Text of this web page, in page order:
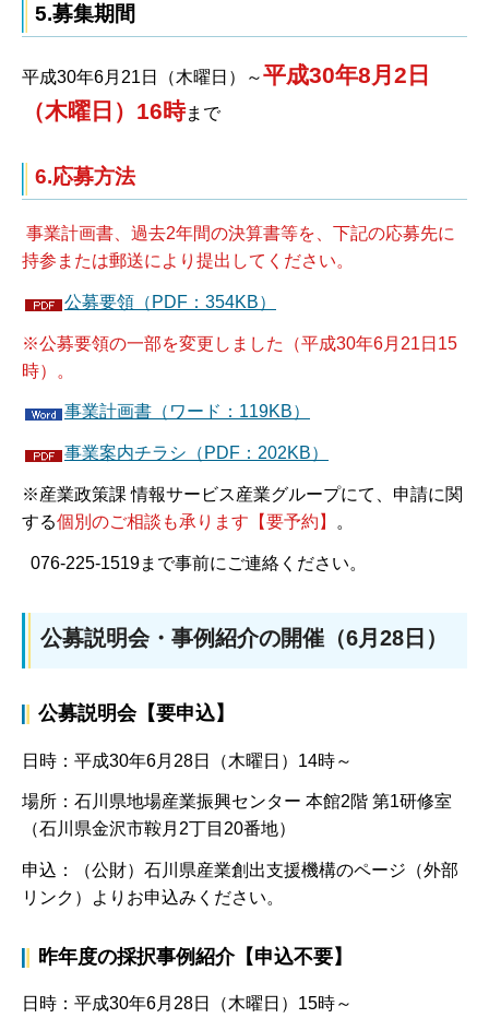
5.募集期間
平成30年6月21日（木曜日）～平成30年8月2日
（木曜日）16時まで
6.応募方法
事業計画書、過去2年間の決算書等を、下記の応募先に
持参または郵送により提出してください。
公募要領（PDF：354KB）
※公募要領の一部を変更しました（平成30年6月21日15
時）
。
事業計画書（ワード：119KB）
事業案内チラシ（PDF：202KB）
※産業政策課 情報サービス産業グループにて、申請に関
する個別のご相談も承ります【要予約】 。
076-225-1519まで事前にご連絡ください。
公募説明会・事例紹介の開催（6月28日）
公募説明会【要申込】
日時：平成30年6月28日（木曜日）14時～
場所：石川県地場産業振興センター 本館2階 第1研修室
（石川県金沢市鞍月2丁目20番地）
申込：（公財）石川県産業創出支援機構のページ（外部
リンク）よりお申込みください。
昨年度の採択事例紹介【申込不要】
日時：平成30年6月28日（木曜日）15時～